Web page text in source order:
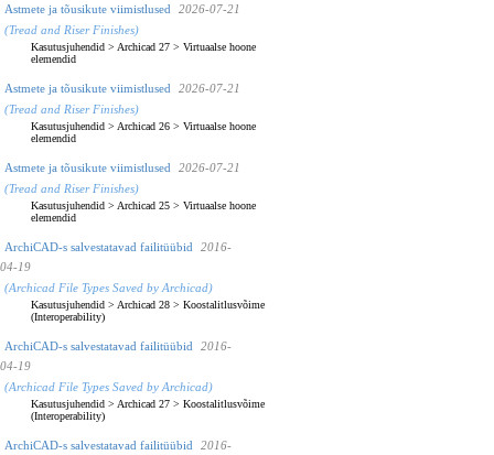
Astmete ja tõusikute viimistlused
2026-07-21
(Tread and Riser Finishes)
Kasutusjuhendid > Archicad 27 > Virtuaalse hoone
elemendid
Astmete ja tõusikute viimistlused
2026-07-21
(Tread and Riser Finishes)
Kasutusjuhendid > Archicad 26 > Virtuaalse hoone
elemendid
Astmete ja tõusikute viimistlused
2026-07-21
(Tread and Riser Finishes)
Kasutusjuhendid > Archicad 25 > Virtuaalse hoone
elemendid
ArchiCAD-s salvestatavad failitüübid
2016-
04-19
(Archicad File Types Saved by Archicad)
Kasutusjuhendid > Archicad 28 > Koostalitlusvõime
(Interoperability)
ArchiCAD-s salvestatavad failitüübid
2016-
04-19
(Archicad File Types Saved by Archicad)
Kasutusjuhendid > Archicad 27 > Koostalitlusvõime
(Interoperability)
ArchiCAD-s salvestatavad failitüübid
2016-